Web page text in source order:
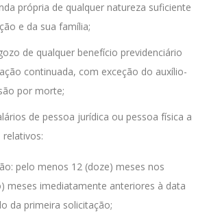
própria de qualquer natureza suficiente
e da sua família;
de qualquer benefício previdenciário
continuada, com exceção do auxílio-
por morte;
de pessoa jurídica ou pessoa física a
relativos:
pelo menos 12 (doze) meses nos
meses imediatamente anteriores à data
da primeira solicitação;